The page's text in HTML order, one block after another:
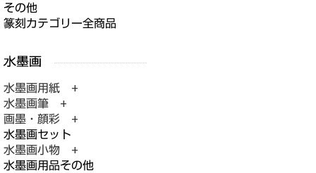
その他
篆刻カテゴリー全商品
水墨画用紙 +
水墨画筆 +
画墨・顔彩 +
水墨画セット
水墨画小物 +
水墨画用品その他